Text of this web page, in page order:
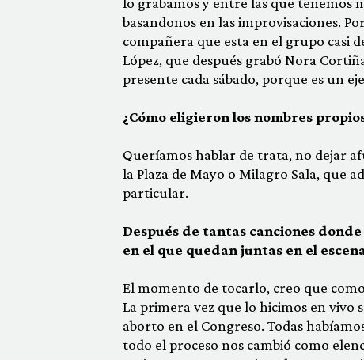
basandonos en las improvisaciones.
compañera que esta en el grupo casi
López, que después grabó Nora
presente cada sábado, porque es un
¿Cómo eligieron los nombres
Queríamos hablar de trata, no dejar
la Plaza de Mayo o Milagro Sala, que
particular.
Después de tantas canciones
en el que quedan juntas en el
El momento de tocarlo, creo que
La primera vez que lo hicimos en vivo
aborto en el Congreso. Todas
todo el proceso nos cambió como